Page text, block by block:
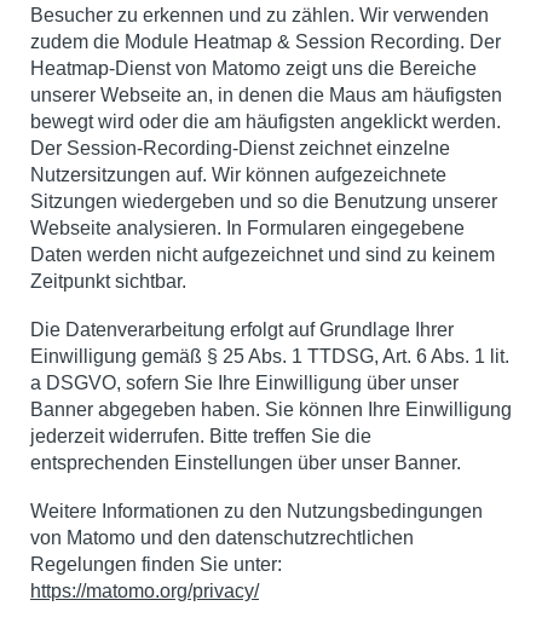
Besucher zu erkennen und zu zählen. Wir verwenden
zudem die Module Heatmap & Session Recording. Der
Heatmap-Dienst von Matomo zeigt uns die Bereiche
unserer Webseite an, in denen die Maus am häufigsten
bewegt wird oder die am häufigsten angeklickt werden.
Der Session-Recording-Dienst zeichnet einzelne
Nutzersitzungen auf. Wir können aufgezeichnete
Sitzungen wiedergeben und so die Benutzung unserer
Webseite analysieren. In Formularen eingegebene
Daten werden nicht aufgezeichnet und sind zu keinem
Zeitpunkt sichtbar.
Die Datenverarbeitung erfolgt auf Grundlage Ihrer
Einwilligung gemäß § 25 Abs. 1 TTDSG, Art. 6 Abs. 1 lit.
a DSGVO, sofern Sie Ihre Einwilligung über unser
Banner abgegeben haben. Sie können Ihre Einwilligung
jederzeit widerrufen. Bitte treffen Sie die
entsprechenden Einstellungen über unser Banner.
Weitere Informationen zu den Nutzungsbedingungen
von Matomo und den datenschutzrechtlichen
Regelungen finden Sie unter:
https://matomo.org/privacy/